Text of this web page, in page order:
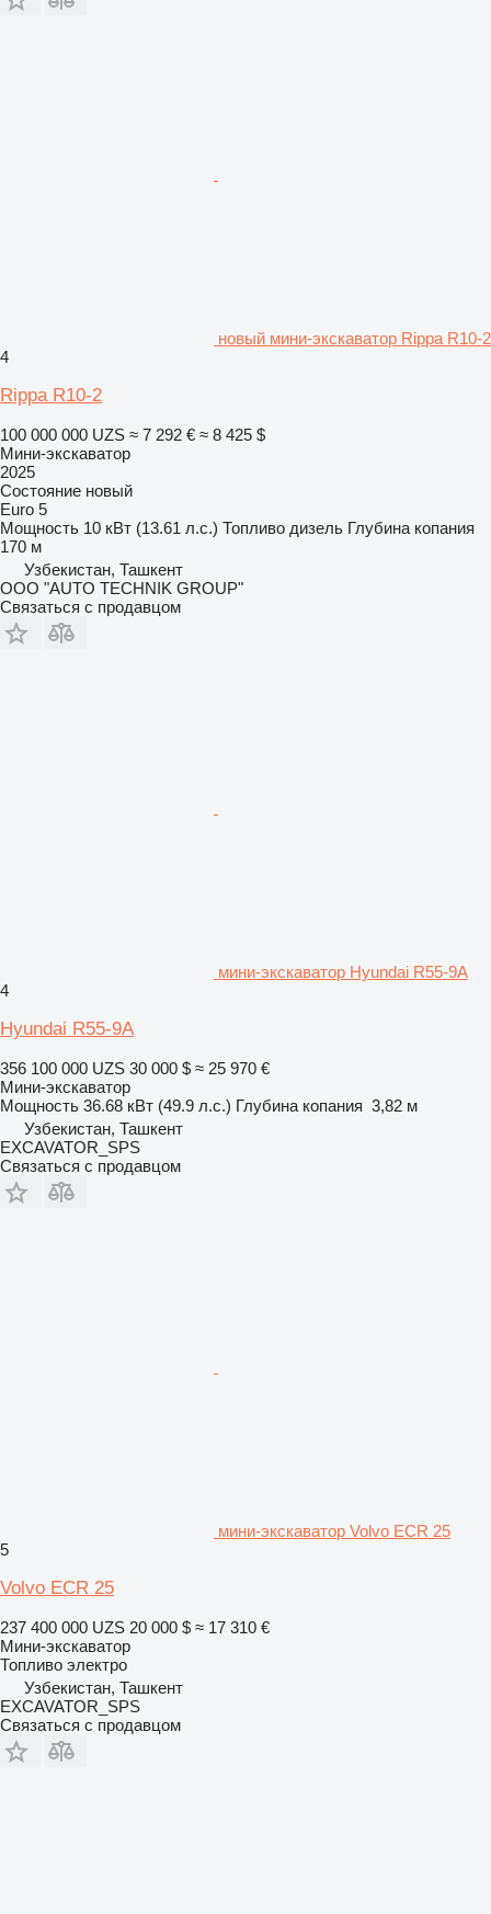
новый мини-экскаватор Rippa R10-2
4
Rippa R10-2
100 000 000 UZS ≈ 7 292 € ≈ 8 425 $
Мини-экскаватор
2025
Состояние новый
Euro 5
Мощность 10 кВт (13.61 л.с.) Топливо дизель Глубина копания
170 м
Узбекистан, Ташкент
OOO "AUTO TECHNIK GROUP"
Связаться с продавцом
мини-экскаватор Hyundai R55-9A
4
Hyundai R55-9A
356 100 000 UZS 30 000 $ ≈ 25 970 €
Мини-экскаватор
Мощность 36.68 кВт (49.9 л.с.) Глубина копания 3,82 м
Узбекистан, Ташкент
EXCAVATOR_SPS
Связаться с продавцом
мини-экскаватор Volvo ECR 25
5
Volvo ECR 25
237 400 000 UZS 20 000 $ ≈ 17 310 €
Мини-экскаватор
Топливо электро
Узбекистан, Ташкент
EXCAVATOR_SPS
Связаться с продавцом